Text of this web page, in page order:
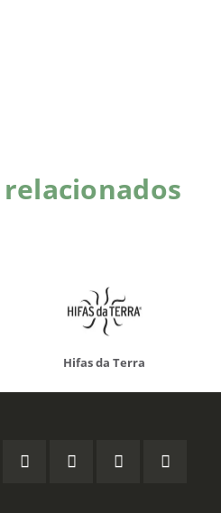
Hifas da Terra